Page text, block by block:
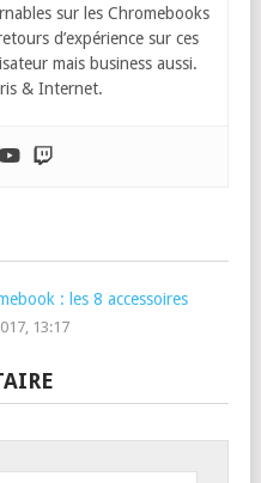
sur les Chromebooks
d’expérience sur ces
mais business aussi.
& Internet.
: les 8 accessoires
13:17